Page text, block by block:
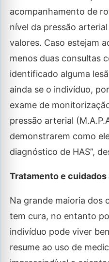
acompanhamento de
nível da pressão
valores. Caso estejam
menos duas consultas
identificado alguma
ainda se o indivíduo,
exame de
pressão arterial
demonstrarem como
diagnóstico de HAS”,
Tratamento e
Na grande maioria dos
tem cura, no entanto
indivíduo pode viver
resume ao uso de